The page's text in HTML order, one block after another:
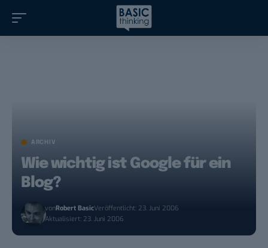
ARCHIV
Wie wichtig ist Google für ein
Blog?
vonRobert BasicVeröffentlicht: 23. Juni 2006
Aktualisiert: 23. Juni 2006